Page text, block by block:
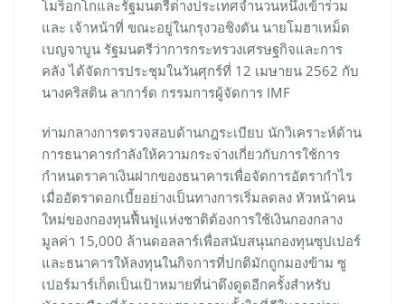
โมร็อกโกและรัฐมนตรีต่างประเทศจำนวนหนึ่งเข้าร่วม
และ เจ้าหน้าที่ ขณะอยู่ในกรุงวอชิงตัน นายโมฮาเหม็ด
เบญจาบูน รัฐมนตรีว่าการกระทรวงเศรษฐกิจและการ
คลัง ได้จัดการประชุมในวันศุกร์ที่ 12 เมษายน 2562 กับ
นางคริสติน ลาการ์ด กรรมการผู้จัดการ IMF
ท่ามกลางการตรวจสอบด้านกฎระเบียบ นักวิเคราะห์ด้าน
การธนาคารกำลังให้ความกระจ่างเกี่ยวกับการใช้การ
กำหนดราคาเงินฝากของธนาคารเพื่อจัดการอัตรากำไร
เมื่ออัตราดอกเบี้ยอย่างเป็นทางการเริ่มลดลง หัวหน้าคน
ใหม่ของกองทุนฟื้นฟูแห่งชาติต้องการใช้เงินกองกลาง
มูลค่า 15,000 ล้านดอลลาร์เพื่อสนับสนุนกองทุนซุปเปอร์
และธนาคารให้ลงทุนในกิจการที่ปกติมักถูกมองข้าม ซู
เปอร์มาร์เก็ตเป็นเป้าหมายที่น่าดึงดูดอีกครั้งสำหรับ